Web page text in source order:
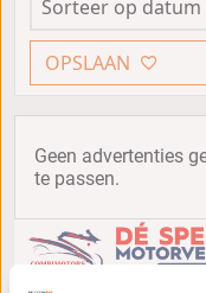
OPSLAAN
Geen advertenties
te passen.